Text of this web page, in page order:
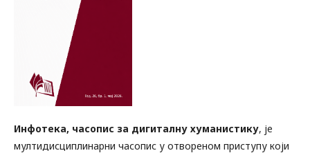
Инфотека, часопис за дигиталну хуманистику, је
мултидисциплинарни часопис у отвореном приступу који